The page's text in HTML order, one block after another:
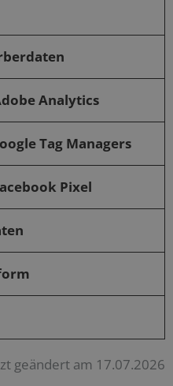
Analytics
Tag Managers
Pixel
geändert am 17.07.2026